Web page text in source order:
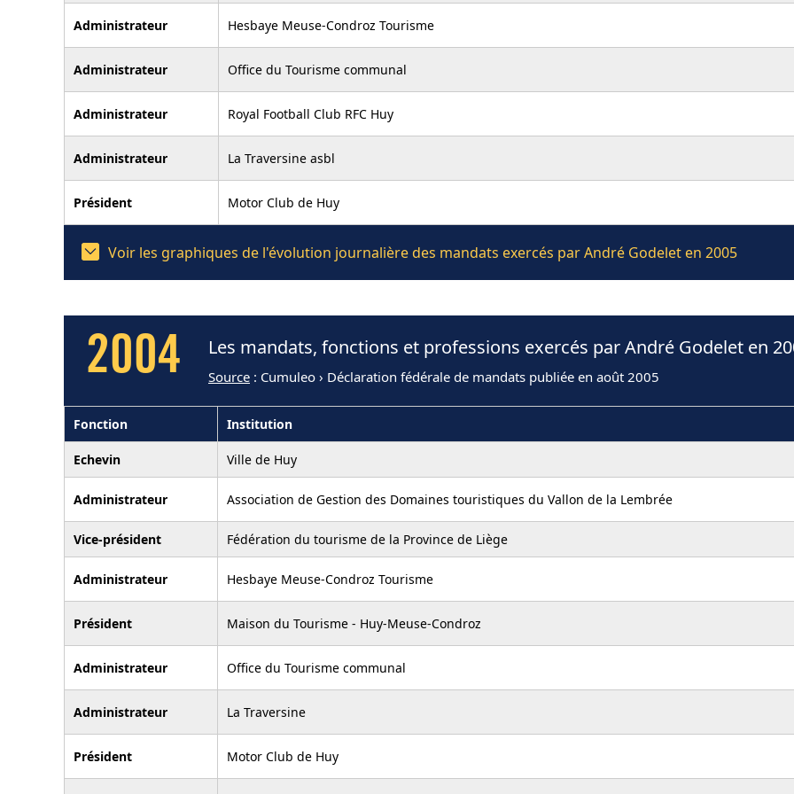
Administrateur Hesbaye Meuse-Condroz Tourisme
Administrateur Office du Tourisme communal
Administrateur Royal Football Club RFC Huy
Administrateur La Traversine asbl
Président Motor Club de Huy
Voir les graphiques de l'évolution journalière des mandats exercés par André Godelet en 2005
2004 Les mandats, fonctions et professions exercés par André Godelet en
Source : Cumuleo › Déclaration fédérale de mandats publiée en août 2005
Fonction Institution
Echevin Ville de Huy
Administrateur Association de Gestion des Domaines touristiques du Vallon de la Lembrée
Vice-président Fédération du tourisme de la Province de Liège
Administrateur Hesbaye Meuse-Condroz Tourisme
Président Maison du Tourisme - Huy-Meuse-Condroz
Administrateur Office du Tourisme communal
Administrateur La Traversine
Président Motor Club de Huy